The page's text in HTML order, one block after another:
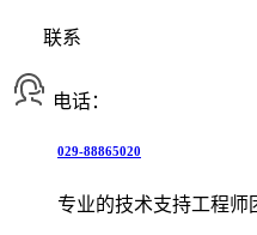
联系
电话：
029-88865020
专业的技术支持工程师